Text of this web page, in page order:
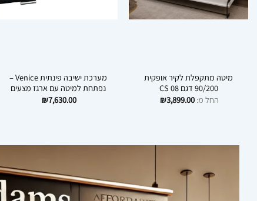
מיטה מתקפלת לקיר אופקית
90/200 דגם CS 08
החל מ:
₪3,899.00
מערכת ישיבה פינתית Venice –
נפתחת למיטה עם ארגז מצעים
₪7,630.00